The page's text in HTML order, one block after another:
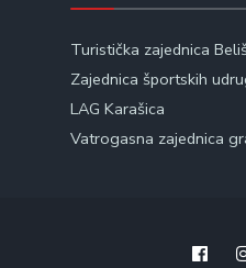
Turistička zajednica
Zajednica športskih
LAG Karašica
Vatrogasna zajednica